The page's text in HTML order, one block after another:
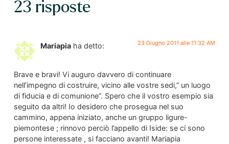
23 risposte
Mariapia ha detto: 23 Giugno 2011 alle 11:32 AM
Brave e bravi! Vi auguro davvero di continuare
nell’impegno di costruire, vicino alle vostre sedi,” un luogo
di fiducia e di comunione”. Spero che il vostro esempio sia
seguito da altri! Io desidero che prosegua nel suo
cammino, appena iniziato, anche un gruppo ligure-
piemontese ; rinnovo perciò l’appello di Iside: se ci sono
persone interessate , si facciano avanti! Mariapia